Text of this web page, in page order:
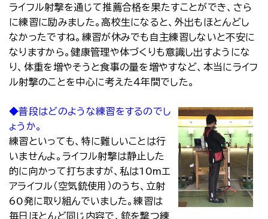
ライフル射撃を通じて推薦合格を果たすことができ、さら
に練習に励みました。高校生になると、外出もほとんどし
なかったですね。練習が休みでも自主練習しないと不安に
なりますから。健康管理や体づくりも意識し出すようにな
り、体重を増やそうと食事の量を増やすなど、本当にライフ
ル射撃のことを中心に考えた４年間でした。
◆普段はどのような練習をするのでし
ょうか。
練習といっても、特に難しいことは行
いませんよ。ライフル射撃は静止した
的に向かって打ちますが、私は10mエ
アライフル（空気銃使用）のうち、立射
60発に取り組んでいました。練習は
毎日ほとんど同じ内容で、銃を撃つ練